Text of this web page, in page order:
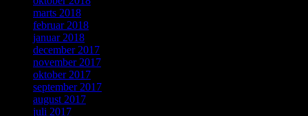
marts 2018
februar 2018
januar 2018
december 2017
november 2017
oktober 2017
september 2017
august 2017
juli 2017